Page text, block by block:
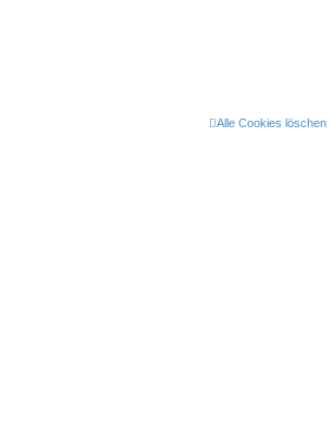
Alle Cookies löschen